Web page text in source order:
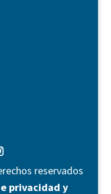
reservados
privacidad y